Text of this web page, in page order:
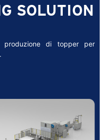
SOLUTION
produzione di topper per